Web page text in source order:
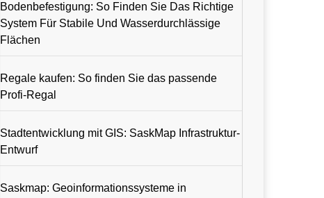
Bodenbefestigung: So Finden Sie Das Richtige
System Für Stabile Und Wasserdurchlässige
Flächen
Regale kaufen: So finden Sie das passende
Profi-Regal
Stadtentwicklung mit GIS: SaskMap Infrastruktur-
Entwurf
Saskmap: Geoinformationssysteme in